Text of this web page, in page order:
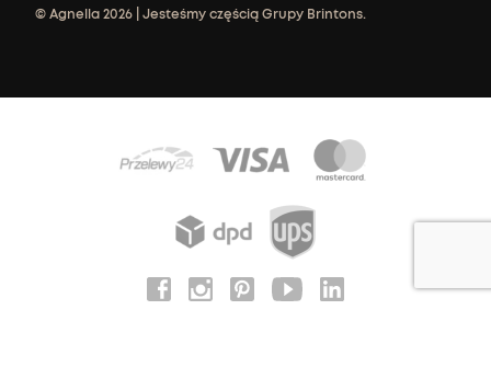
© Agnella 2026 | Jesteśmy częścią Grupy Brintons.